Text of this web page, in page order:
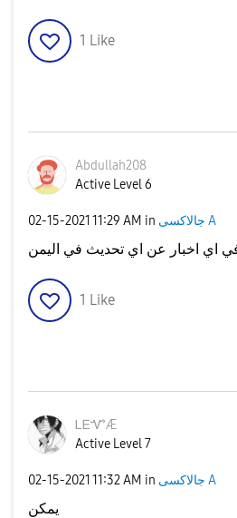
1 Like
Abdullah208
Active Level 6
‎02-15-2021 11:29 AM in جالاكسى A
اي اخبار عن اي تحديث في اليمن
1 Like
ᏞᎬᏉÆ
Active Level 7
‎02-15-2021 11:32 AM in جالاكسى A
يمكن